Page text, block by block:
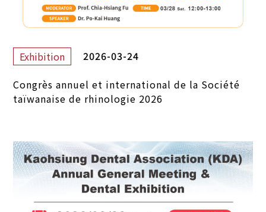
Exhibition
2026-03-24
Congrès annuel et international de la Société
taïwanaise de rhinologie 2026